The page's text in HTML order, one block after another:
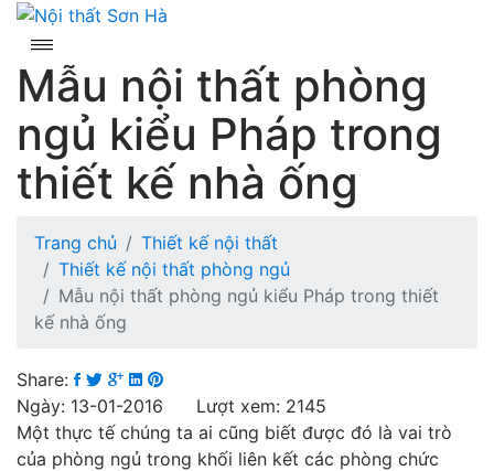
Skip
content
Mẫu nội thất phòng
ngủ kiểu Pháp trong
thiết kế nhà ống
Trang chủ
Thiết kế nội thất
Thiết kế nội thất phòng ngủ
Mẫu nội thất phòng ngủ kiểu Pháp trong thiết
kế nhà ống
Share:
Ngày: 13-01-2016 Lượt xem: 2145
Một thực tế chúng ta ai cũng biết được đó là vai trò
của phòng ngủ trong khối liên kết các phòng chức